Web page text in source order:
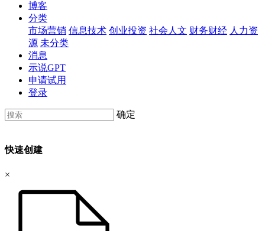
博客
分类
市场营销 信息技术 创业投资 社会人文 财务财经 人力资
源 未分类
消息
示说GPT
申请试用
登录
确定
快速创建
×